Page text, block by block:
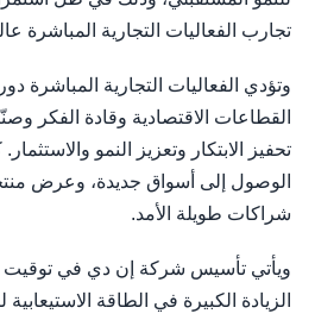
تجارب الفعاليات التجارية المباشرة
وتؤدي الفعاليات التجارية المباشرة
القطاعات الاقتصادية وقادة الفكر
تحفيز الابتكار وتعزيز النمو
الوصول إلى أسواق جديدة، وعرض
شراكات طويلة الأمد.
ويأتي تأسيس شركة إن دي في توقيت
الزيادة الكبيرة في الطاقة